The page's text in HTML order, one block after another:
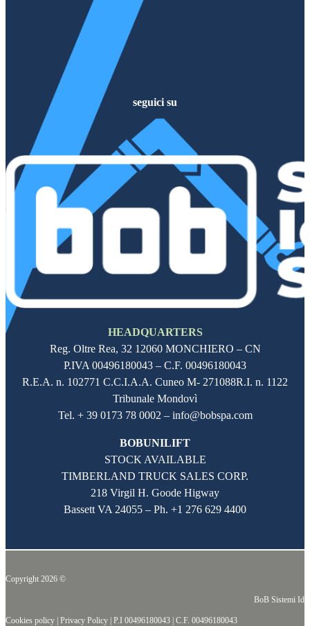
seguici su
Follow me on Facebook
Follow me on X
Follow me on LinkedIn
Follow me on LinkedIn
HEADQUARTERS
Reg. Oltre Rea, 32 12060 MONCHIERO – CN
P.IVA 00496180043 – C.F. 00496180043
R.E.A. n. 102771 C.C.I.A.A. Cuneo M- 271088R.I. n. 1122
Tribunale Mondovì
Tel. + 39 0173 78 0002 – info@bobspa.com
BOBUNILIFT
STOCK AVAILABLE
TIMBERLAND TRUCK SALES CORP.
218 Virgil H. Goode Higway
Bassett VA 24055 – Ph. +1 276 629 4400
Copyright 2026 ©
BoB Sistemi
Cookies policy | Privacy Policy | P.I 00496180043 | C.F. 00496180043